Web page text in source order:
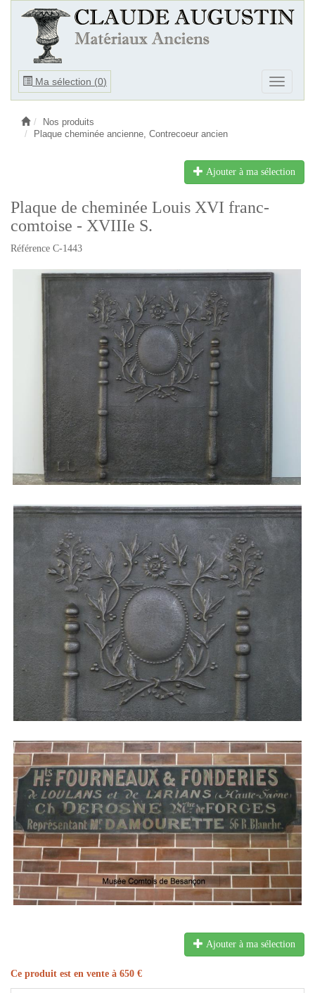
Ma sélection (0)
Ouvrir
Ouvrir
le
Nos produits
Plaque cheminée ancienne, Contrecoeur ancien
Ajouter à ma sélection
Plaque de cheminée Louis XVI franc-
comtoise - XVIIIe S.
Référence C-1443
Ajouter à ma sélection
Ce produit est en vente à 650 €